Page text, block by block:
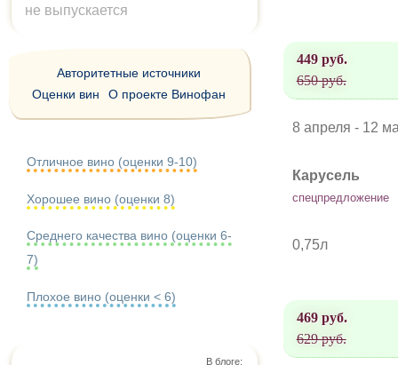
449 руб.
650 руб.
8 апреля - 12
Карусель
спецпредложение
0,75л
469 руб.
629 руб.
не выпускается
Авторитетные источники
Оценки вин
О проекте Винофан
Отличное вино (оценки 9-10)
Хорошее вино (оценки 8)
Среднего качества вино (оценки 6-
7)
Плохое вино (оценки < 6)
В блоге: